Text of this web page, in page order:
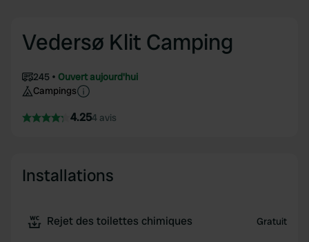
Vedersø Klit Camping
245
Ouvert aujourd'hui
Campings
4.254 avis
Installations
Rejet des toilettes chimiques Gratuit